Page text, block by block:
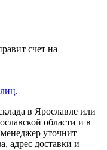
счет на
.
в Ярославле или
области и в
уточнит
адрес доставки и